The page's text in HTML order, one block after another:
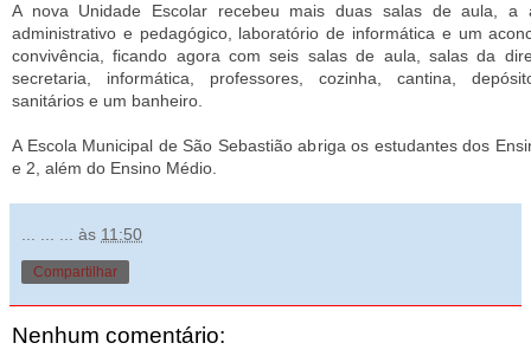
A nova Unidade Escolar recebeu mais duas salas de aula, a
administrativo e pedagógico, laboratório de informática e um
convivência, ficando agora com seis salas de aula, salas da
secretaria, informática, professores, cozinha, cantina,
sanitários e um banheiro.
A Escola Municipal de São Sebastião abriga os estudantes dos
e 2, além do Ensino Médio.
às 11:50
Compartilhar
Nenhum comentário: